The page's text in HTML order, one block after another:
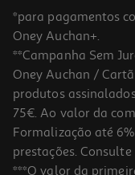
Guache Auchan Chicky
*para pagamentos
Oney Auchan+.
**Campanha Sem
Oney Auchan /
produtos
75€. Ao valor da
Formalização até
prestações.
***O valor da